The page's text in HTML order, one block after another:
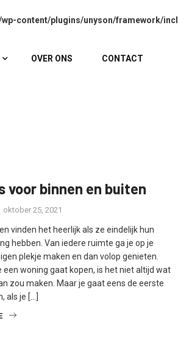
content/plugins/unyson/framework/
OVER ONS CONTACT
voor binnen en buiten
oktober 25, 2021
vinden het heerlijk als ze eindelijk hun
hebben. Van iedere ruimte ga je op je
plekje maken en dan volop genieten.
een woning gaat kopen, is het niet altijd wat
zou maken. Maar je gaat eens de eerste
als je […]